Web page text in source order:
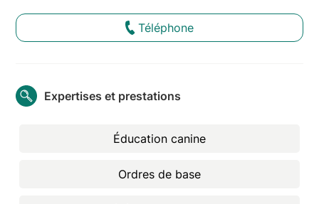
Téléphone
Expertises et prestations
Éducation canine
Ordres de base